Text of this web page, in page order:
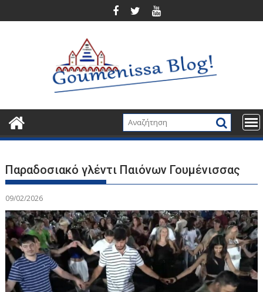
στο
Παραδοσιακό γλέντι Παιόνων Γουμένισσας
09/02/2026